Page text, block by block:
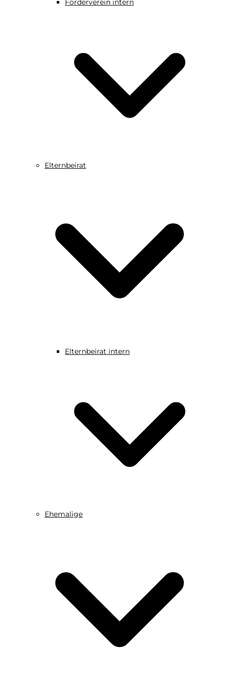
Förderverein intern
Elternbeirat
Elternbeirat intern
Ehemalige